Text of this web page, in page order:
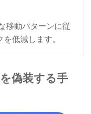
移動パターンに従
低減します。
偽装する手